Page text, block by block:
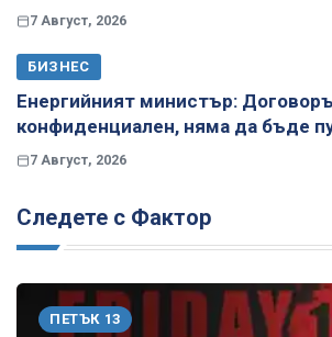
7 Август, 2026
БИЗНЕС
Енергийният министър:
конфиденциален, няма да бъде
7 Август, 2026
Следете с Фактор
ПЕТЪК 13